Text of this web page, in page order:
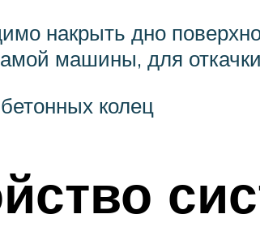
накрыть дно
машины, для
колец